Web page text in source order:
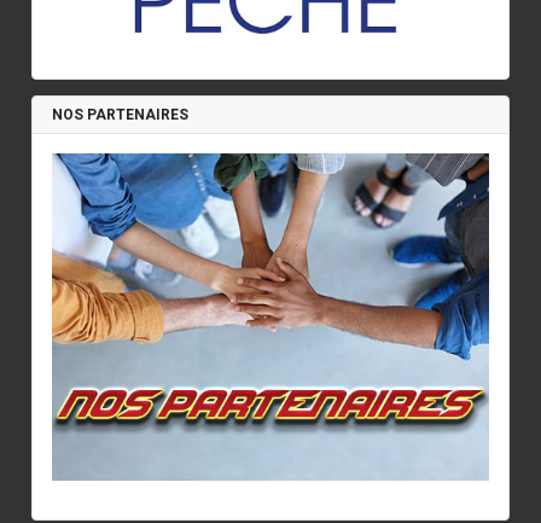
NOS PARTENAIRES